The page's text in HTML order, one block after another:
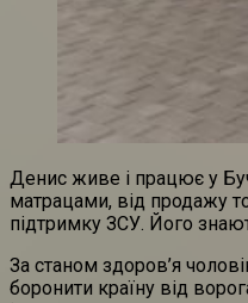
Денис живе і працює у
матрацами, від продажу
підтримку ЗСУ. Його
За станом здоров’я
боронити країну від